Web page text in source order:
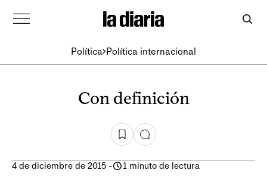
Política Política internacional
Con definición
4 de diciembre de 2015 - 1 minuto de lectura